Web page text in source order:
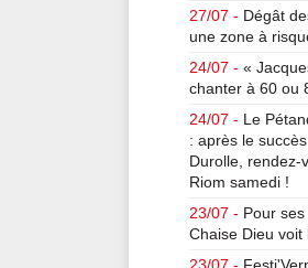
27/07 - Dégât
une zone à
24/07 - «
chanter à 60 ou
24/07 - Le
: après le
Durolle, rendez-
Riom samedi !
23/07 - Pour
Chaise Dieu voit